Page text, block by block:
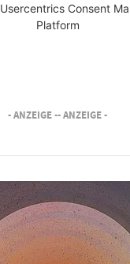
Usercentrics Consent
Platform
- ANZEIGE -- ANZEIGE -